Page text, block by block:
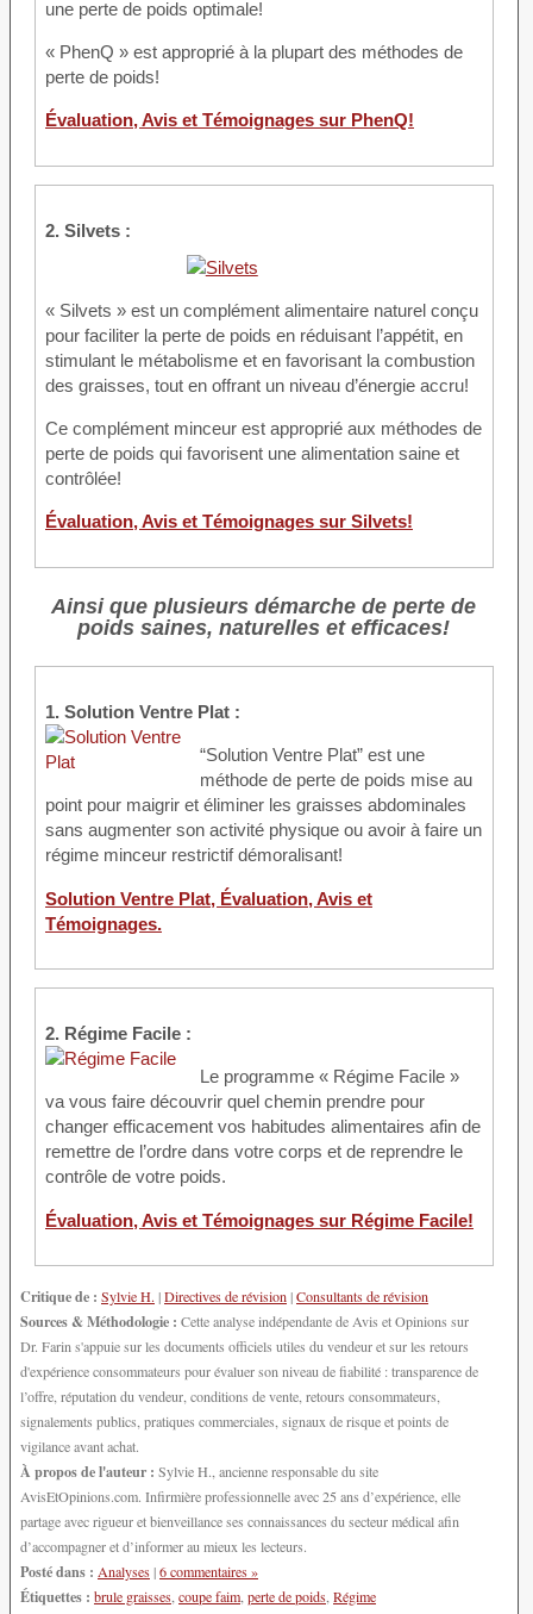
une perte de poids optimale!
« PhenQ » est approprié à la plupart des méthodes de
perte de poids!
Évaluation, Avis et Témoignages sur PhenQ!
2. Silvets :
« Silvets » est un complément alimentaire naturel conçu
pour faciliter la perte de poids en réduisant l’appétit, en
stimulant le métabolisme et en favorisant la combustion
des graisses, tout en offrant un niveau d’énergie accru!
Ce complément minceur est approprié aux méthodes de
perte de poids qui favorisent une alimentation saine et
contrôlée!
Évaluation, Avis et Témoignages sur Silvets!
Ainsi que plusieurs démarche de perte de
poids saines, naturelles et efficaces!
1. Solution Ventre Plat :
“Solution Ventre Plat” est une
méthode de perte de poids mise au
point pour maigrir et éliminer les graisses abdominales
sans augmenter son activité physique ou avoir à faire un
régime minceur restrictif démoralisant!
Solution Ventre Plat, Évaluation, Avis et
Témoignages.
2. Régime Facile :
Le programme « Régime Facile »
va vous faire découvrir quel chemin prendre pour
changer efficacement vos habitudes alimentaires afin de
remettre de l’ordre dans votre corps et de reprendre le
contrôle de votre poids.
Évaluation, Avis et Témoignages sur Régime Facile!
Critique de : Sylvie H. |Directives de révision|Consultants de révision
Sources & Méthodologie : Cette analyse indépendante de Avis et Opinions sur
Dr. Farin s'appuie sur les documents officiels utiles du vendeur et sur les retours
d'expérience consommateurs pour évaluer son niveau de fiabilité : transparence de
l’offre, réputation du vendeur, conditions de vente, retours consommateurs,
signalements publics, pratiques commerciales, signaux de risque et points de
vigilance avant achat.
À propos de l'auteur : Sylvie H., ancienne responsable du site
AvisEtOpinions.com. Infirmière professionnelle avec 25 ans d’expérience, elle
partage avec rigueur et bienveillance ses connaissances du secteur médical afin
d’accompagner et d’informer au mieux les lecteurs.
Posté dans : Analyses|6 commentaires »
Étiquettes : brule graisses coupe faim perte de poids Régime